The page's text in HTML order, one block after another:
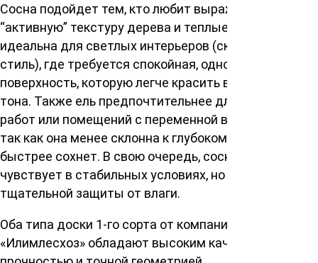
Сосна подойдет тем, кто любит выраженную,
“активную” текстуру дерева и теплые тона. Ель
идеальна для светлых интерьеров (скандинавский
стиль), где требуется спокойная, однородная
поверхность, которую легче красить в светлые
тона. Также ель предпочтительнее для наружных
работ или помещений с переменной влажностью,
так как она менее склонна к глубокому намоканию и
быстрее сохнет. В свою очередь, сосна хорошо себя
чувствует в стабильных условиях, но требует более
тщательной защиты от влаги.
Оба типа доски 1-го сорта от компании
«Илимлесхоз» обладают высоким качеством,